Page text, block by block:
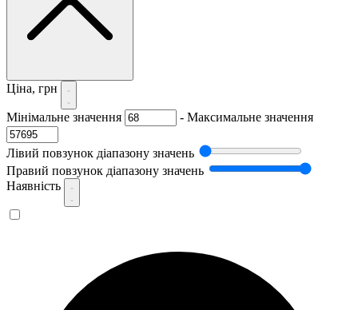
Ціна, грн
Мінімальне значення - Максимальне значення
Лівий повзунок діапазону значень
Правий повзунок діапазону значень
Наявність